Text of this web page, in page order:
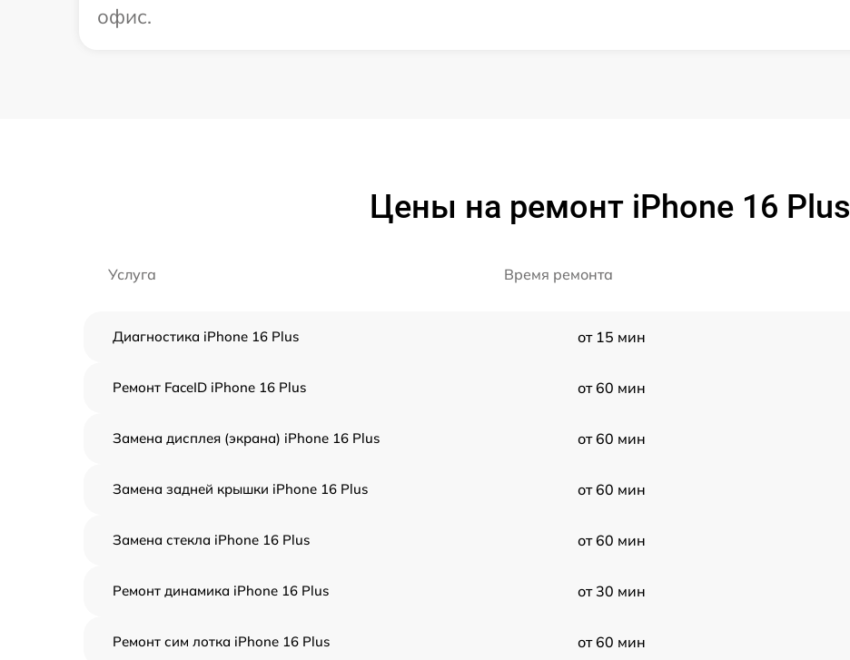
офис.
Цены на ремонт iPhone 16 Plus
Услуга Время ремонта
Диагностика iPhone 16 Plus от 15 мин
Ремонт FaceID iPhone 16 Plus от 60 мин
Замена дисплея (экрана) iPhone 16 Plus от 60 мин
Замена задней крышки iPhone 16 Plus от 60 мин
Замена стекла iPhone 16 Plus от 60 мин
Ремонт динамика iPhone 16 Plus от 30 мин
Ремонт сим лотка iPhone 16 Plus от 60 мин